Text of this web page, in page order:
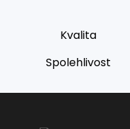
Kvalita
Spolehlivost